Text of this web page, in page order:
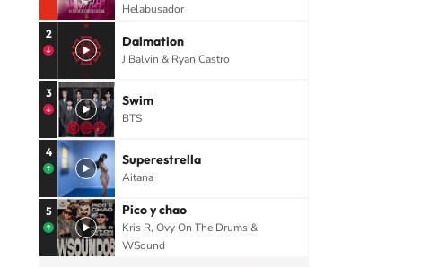
Helabusador
2 Dalmation
J Balvin & Ryan Castro
3 Swim
BTS
4 Superestrella
Aitana
5 Pico y chao
Kris R, Ovy On The Drums &
WSound